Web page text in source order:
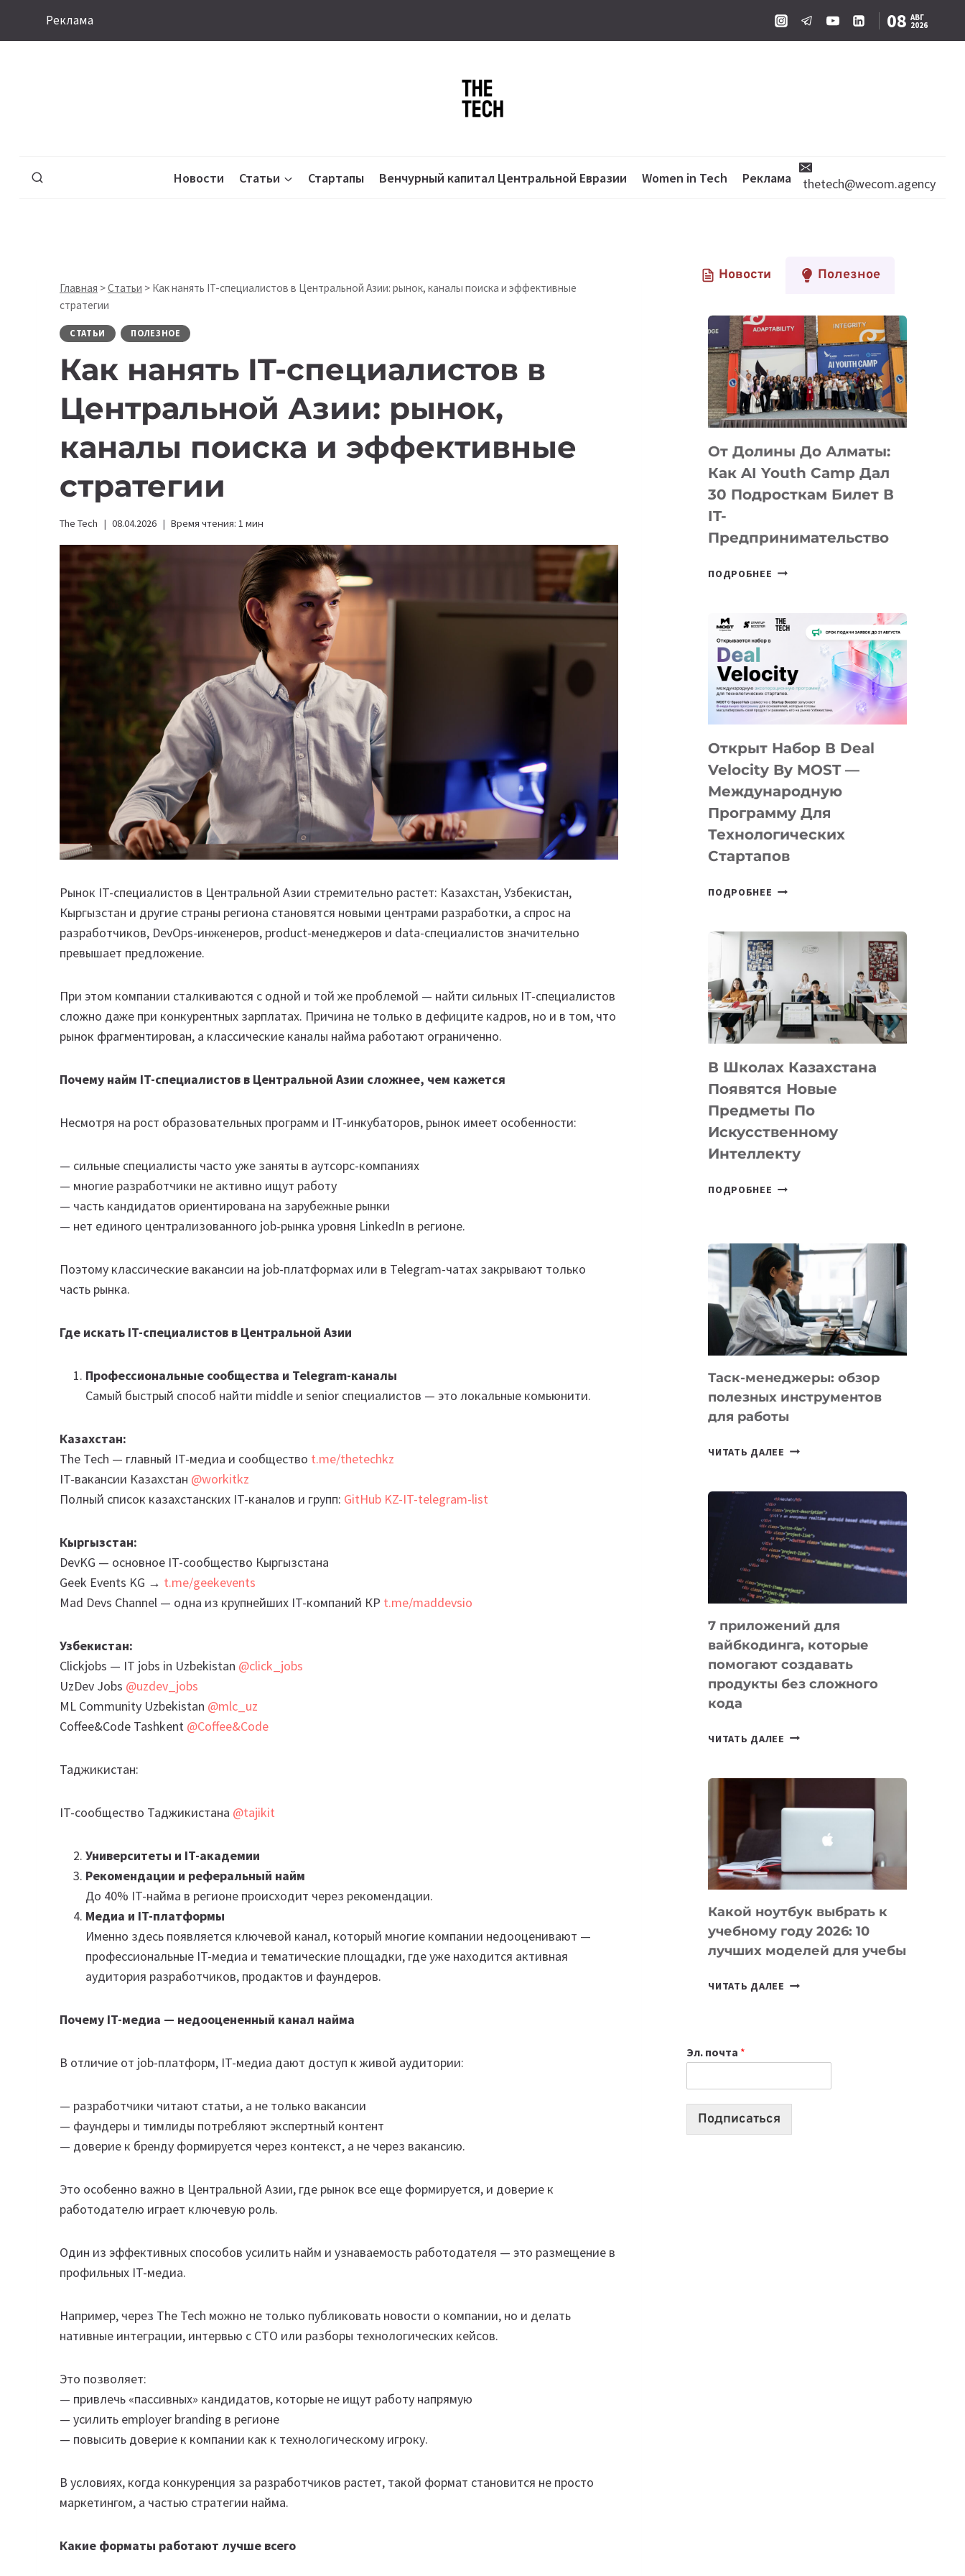
Реклама 08 АВГ
2026
Новости Статьи Стартапы Венчурный капитал Центральной Евразии Women in Tech Реклама thetech@wecom.agency
Главная >Статьи > Как нанять IT-специалистов в Центральной Азии: рынок, каналы поиска и эффективные
стратегии
СТАТЬИ ПОЛЕЗНОЕ
Как нанять IT-специалистов в
Центральной Азии: рынок,
каналы поиска и эффективные
стратегии
The Tech 08.04.2026 Время чтения: 1 мин
Рынок IT-специалистов в Центральной Азии стремительно растет: Казахстан, Узбекистан,
Кыргызстан и другие страны региона становятся новыми центрами разработки, а спрос на
разработчиков, DevOps-инженеров, product-менеджеров и data-специалистов значительно
превышает предложение.
При этом компании сталкиваются с одной и той же проблемой — найти сильных IT-специалистов
сложно даже при конкурентных зарплатах. Причина не только в дефиците кадров, но и в том, что
рынок фрагментирован, а классические каналы найма работают ограниченно.
Почему найм IT-специалистов в Центральной Азии сложнее, чем кажется
Несмотря на рост образовательных программ и IT-инкубаторов, рынок имеет особенности:
— сильные специалисты часто уже заняты в аутсорс-компаниях
— многие разработчики не активно ищут работу
— часть кандидатов ориентирована на зарубежные рынки
— нет единого централизованного job-рынка уровня LinkedIn в регионе.
Поэтому классические вакансии на job-платформах или в Telegram-чатах закрывают только
часть рынка.
Где искать IT-специалистов в Центральной Азии
Профессиональные сообщества и Telegram-каналы
Самый быстрый способ найти middle и senior специалистов — это локальные комьюнити.
Казахстан:
The Tech — главный IT-медиа и сообщество t.me/thetechkz
IT-вакансии Казахстан @workitkz
Полный список казахстанских IT-каналов и групп: GitHub KZ-IT-telegram-list
Кыргызстан:
DevKG — основное IT-сообщество Кыргызстана
Geek Events KG → t.me/geekevents
Mad Devs Channel — одна из крупнейших IT-компаний КР t.me/maddevsio
Узбекистан:
Clickjobs — IT jobs in Uzbekistan @click_jobs
UzDev Jobs @uzdev_jobs
ML Community Uzbekistan @mlc_uz
Coffee&Code Tashkent @Coffee&Code
Таджикистан:
IT-сообщество Таджикистана @tajikit
Университеты и IT-академии
Рекомендации и реферальный найм
До 40% IT-найма в регионе происходит через рекомендации.
Медиа и IT-платформы
Именно здесь появляется ключевой канал, который многие компании недооценивают —
профессиональные IT-медиа и тематические площадки, где уже находится активная
аудитория разработчиков, продактов и фаундеров.
Почему IT-медиа — недооцененный канал найма
В отличие от job-платформ, IT-медиа дают доступ к живой аудитории:
— разработчики читают статьи, а не только вакансии
— фаундеры и тимлиды потребляют экспертный контент
— доверие к бренду формируется через контекст, а не через вакансию.
Это особенно важно в Центральной Азии, где рынок все еще формируется, и доверие к
работодателю играет ключевую роль.
Один из эффективных способов усилить найм и узнаваемость работодателя — это размещение в
профильных IT-медиа.
Например, через The Tech можно не только публиковать новости о компании, но и делать
нативные интеграции, интервью с CTO или разборы технологических кейсов.
Это позволяет:
— привлечь «пассивных» кандидатов, которые не ищут работу напрямую
— усилить employer branding в регионе
— повысить доверие к компании как к технологическому игроку.
В условиях, когда конкуренция за разработчиков растет, такой формат становится не просто
маркетингом, а частью стратегии найма.
Какие форматы работают лучше всего
Новости Полезное
От Долины До Алматы:
Как AI Youth Camp Дал
30 Подросткам Билет В
IT-
Предпринимательство
ПОДРОБНЕЕ ОТ
АЛМАТЫ:
YOUTH
CAMP
ДАЛ
ПОДРОСТКАМ
БИЛЕТ
IT-
ПРЕДПРИНИМАТЕЛЬСТВО
Открыт Набор В Deal
Velocity By MOST —
Международную
Программу Для
Технологических
Стартапов
ПОДРОБНЕЕ ОТКРЫТ
DEAL
VELOCITY
MOST
—
МЕЖДУНАРОДНУЮ
ДЛЯ
ТЕХНОЛОГИЧЕСКИХ
СТАРТАПОВ
В Школах Казахстана
Появятся Новые
Предметы По
Искусственному
Интеллекту
ПОДРОБНЕЕ
НОВЫЕ
ПРЕДМЕТЫ
ПО
ИСКУССТВЕННОМУ
ИНТЕЛЛЕКТУ
Таск-менеджеры: обзор
полезных инструментов
для работы
ЧИТАТЬ ДАЛЕЕ ТАСК-
ПОЛЕЗНЫХ
ИНСТРУМЕНТОВ
ДЛЯ
РАБОТЫ
7 приложений для
вайбкодинга, которые
помогают создавать
продукты без сложного
кода
ЧИТАТЬ ДАЛЕЕ
КОТОРЫЕ
СОЗДАВАТЬ
БЕЗ
КОДА
Какой ноутбук выбрать к
учебному году 2026: 10
лучших моделей для учебы
ЧИТАТЬ ДАЛЕЕ КАКОЙ
2026:
10
Эл. почта *
Подписаться